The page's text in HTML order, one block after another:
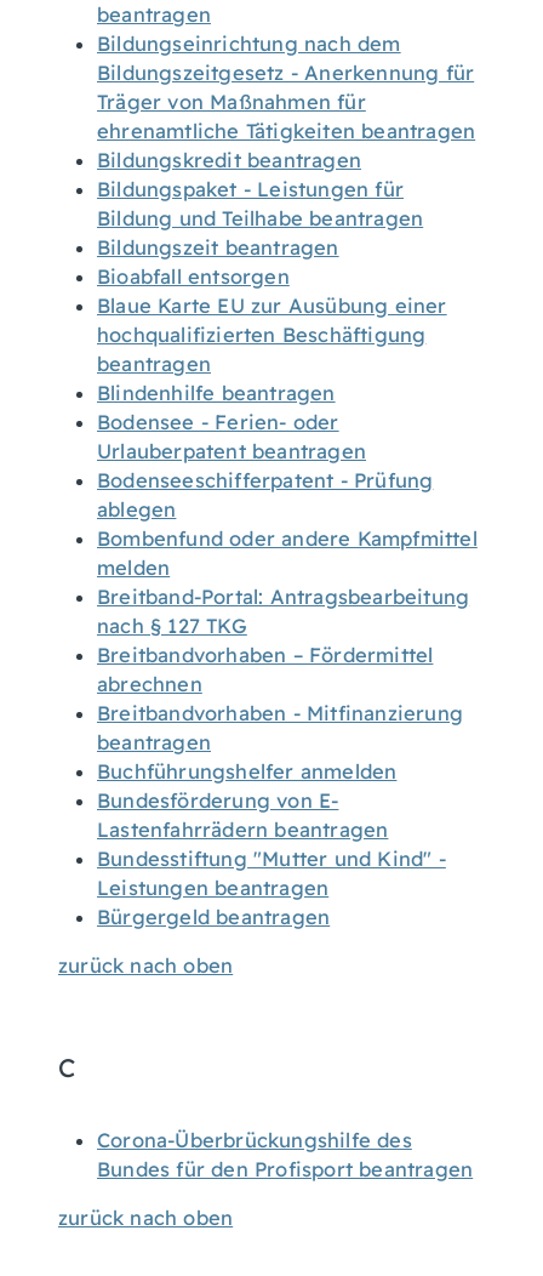
beantragen
Bildungseinrichtung nach dem
Bildungszeitgesetz - Anerkennung für
Träger von Maßnahmen für
ehrenamtliche Tätigkeiten beantragen
Bildungskredit beantragen
Bildungspaket - Leistungen für
Bildung und Teilhabe beantragen
Bildungszeit beantragen
Bioabfall entsorgen
Blaue Karte EU zur Ausübung einer
hochqualifizierten Beschäftigung
beantragen
Blindenhilfe beantragen
Bodensee - Ferien- oder
Urlauberpatent beantragen
Bodenseeschifferpatent - Prüfung
ablegen
Bombenfund oder andere Kampfmittel
melden
Breitband-Portal: Antragsbearbeitung
nach § 127 TKG
Breitbandvorhaben – Fördermittel
abrechnen
Breitbandvorhaben - Mitfinanzierung
beantragen
Buchführungshelfer anmelden
Bundesförderung von E-
Lastenfahrrädern beantragen
Bundesstiftung "Mutter und Kind" -
Leistungen beantragen
Bürgergeld beantragen
zurück nach oben
C
Corona-Überbrückungshilfe des
Bundes für den Profisport beantragen
zurück nach oben